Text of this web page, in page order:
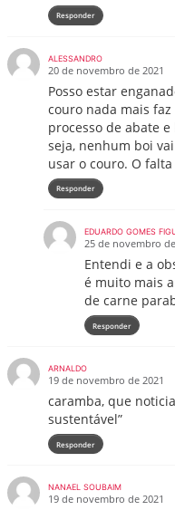
Responder
ALESSANDRO
20 de novembro de 2021
Posso estar
couro nada mais
processo de abate
seja, nenhum boi
usar o couro. O
Responder
EDUARDO GOMES
25 de novembro
Entendi e a
é muito mais
de carne
Responder
ARNALDO
19 de novembro de 2021
caramba, que
sustentável”
Responder
NANAEL SOUBAIM
19 de novembro de 2021